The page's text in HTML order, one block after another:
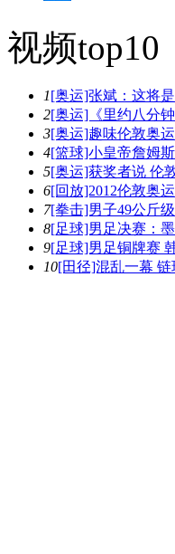
视频top10
1[奥运]张斌：这将
2[奥运]《里约八分
3[奥运]趣味伦敦奥
4[篮球]小皇帝詹姆
5[奥运]获奖者说 伦
6[回放]2012伦敦奥
7[拳击]男子49公斤
8[足球]男足决赛：
9[足球]男足铜牌赛
10[田径]混乱一幕